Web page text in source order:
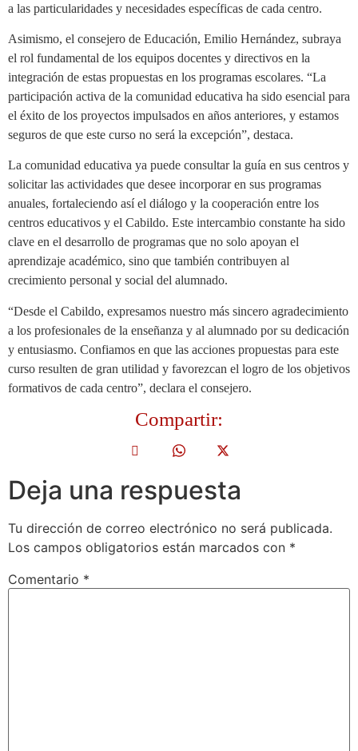
a las particularidades y necesidades específicas de cada centro.
Asimismo, el consejero de Educación, Emilio Hernández, subraya
el rol fundamental de los equipos docentes y directivos en la
integración de estas propuestas en los programas escolares. “La
participación activa de la comunidad educativa ha sido esencial para
el éxito de los proyectos impulsados en años anteriores, y estamos
seguros de que este curso no será la excepción”, destaca.
La comunidad educativa ya puede consultar la guía en sus centros y
solicitar las actividades que desee incorporar en sus programas
anuales, fortaleciendo así el diálogo y la cooperación entre los
centros educativos y el Cabildo. Este intercambio constante ha sido
clave en el desarrollo de programas que no solo apoyan el
aprendizaje académico, sino que también contribuyen al
crecimiento personal y social del alumnado.
“Desde el Cabildo, expresamos nuestro más sincero agradecimiento
a los profesionales de la enseñanza y al alumnado por su dedicación
y entusiasmo. Confiamos en que las acciones propuestas para este
curso resulten de gran utilidad y favorezcan el logro de los objetivos
formativos de cada centro”, declara el consejero.
Compartir:
Deja una respuesta
Tu dirección de correo electrónico no será publicada.
Los campos obligatorios están marcados con *
Comentario *